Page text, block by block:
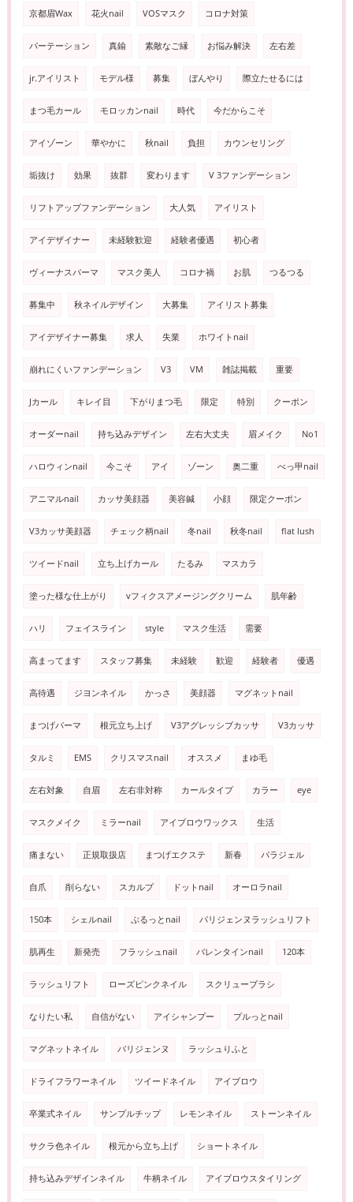
京都眉Wax 花火nail VOSマスク コロナ対策
パーテーション 真鍮 素敵なご縁 お悩み解決 左右差
jr.アイリスト モデル様 募集 ぼんやり 際立たせるには
まつ毛カール モロッカンnail 時代 今だからこそ
アイゾーン 華やかに 秋nail 負担 カウンセリング
垢抜け 効果 抜群 変わります V 3ファンデーション
リフトアップファンデーション 大人気 アイリスト
アイデザイナー 未経験歓迎 経験者優遇 初心者
ヴィーナスパーマ マスク美人 コロナ禍 お肌 つるつる
募集中 秋ネイルデザイン 大募集 アイリスト募集
アイデザイナー募集 求人 失業 ホワイトnail
崩れにくいファンデーション V3 VM 雑誌掲載 重要
Jカール キレイ目 下がりまつ毛 限定 特別 クーポン
オーダーnail 持ち込みデザイン 左右大丈夫 眉メイク No1
ハロウィンnail 今こそ アイ ゾーン 奥二重 べっ甲nail
アニマルnail カッサ美顔器 美容鍼 小顔 限定クーポン
V3カッサ美顔器 チェック柄nail 冬nail 秋冬nail flat lush
ツイードnail 立ち上げカール たるみ マスカラ
塗った様な仕上がり vフィクスアメージングクリーム 肌年齢
ハリ フェイスライン style マスク生活 需要
高まってます スタッフ募集 未経験 歓迎 経験者 優遇
高待遇 ジヨンネイル かっさ 美顔器 マグネットnail
まつげパーマ 根元立ち上げ V3アグレッシブカッサ V3カッサ
タルミ EMS クリスマスnail オススメ まゆ毛
左右対象 自眉 左右非対称 カールタイプ カラー eye
マスクメイク ミラーnail アイブロウワックス 生活
痛まない 正規取扱店 まつげエクステ 新春 パラジェル
自爪 削らない スカルプ ドットnail オーロラnail
150本 シェルnail ぷるっとnail パリジェンヌラッシュリフト
肌再生 新発売 フラッシュnail バレンタインnail 120本
ラッシュリフト ローズピンクネイル スクリューブラシ
なりたい私 自信がない アイシャンプー プルっとnail
マグネットネイル パリジェンヌ ラッシュりふと
ドライフラワーネイル ツイードネイル アイブロウ
卒業式ネイル サンプルチップ レモンネイル ストーンネイル
サクラ色ネイル 根元から立ち上げ ショートネイル
持ち込みデザインネイル 牛柄ネイル アイブロウスタイリング